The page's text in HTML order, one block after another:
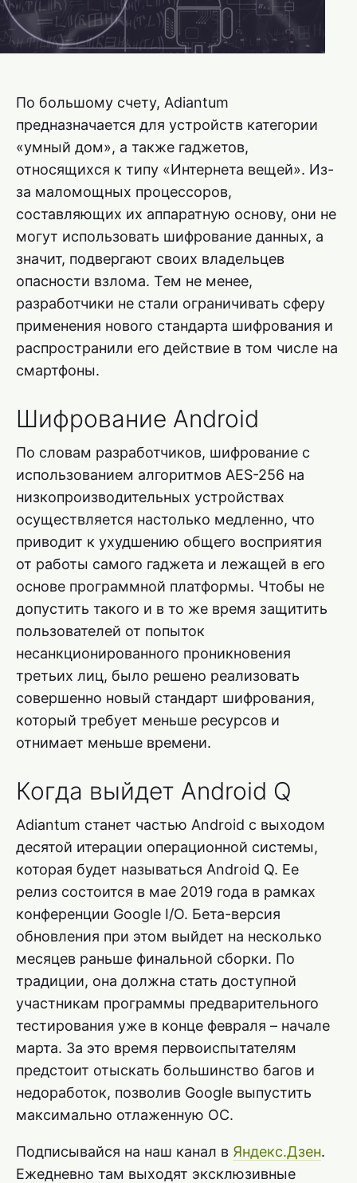
По большому счету, Adiantum
предназначается для устройств категории
«умный дом», а также гаджетов,
относящихся к типу «Интернета вещей». Из-
за маломощных процессоров,
составляющих их аппаратную основу, они не
могут использовать шифрование данных, а
значит, подвергают своих владельцев
опасности взлома. Тем не менее,
разработчики не стали ограничивать сферу
применения нового стандарта шифрования и
распространили его действие в том числе на
смартфоны.
Шифрование Android
По словам разработчиков, шифрование с
использованием алгоритмов AES-256 на
низкопроизводительных устройствах
осуществляется настолько медленно, что
приводит к ухудшению общего восприятия
от работы самого гаджета и лежащей в его
основе программной платформы. Чтобы не
допустить такого и в то же время защитить
пользователей от попыток
несанкционированного проникновения
третьих лиц, было решено реализовать
совершенно новый стандарт шифрования,
который требует меньше ресурсов и
отнимает меньше времени.
Когда выйдет Android Q
Adiantum станет частью Android с выходом
десятой итерации операционной системы,
которая будет называться Android Q. Ее
релиз состоится в мае 2019 года в рамках
конференции Google I/O. Бета-версия
обновления при этом выйдет на несколько
месяцев раньше финальной сборки. По
традиции, она должна стать доступной
участникам программы предварительного
тестирования уже в конце февраля – начале
марта. За это время первоиспытателям
предстоит отыскать большинство багов и
недоработок, позволив Google выпустить
максимально отлаженную ОС.
Подписывайся на наш канал в Яндекс.Дзен.
Ежедневно там выходят эксклюзивные